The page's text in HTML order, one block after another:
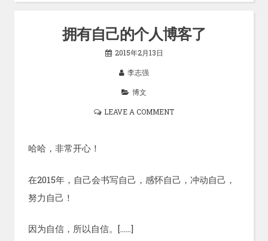
拥有自己的个人博客了
2015年2月13日
李志强
博文
LEAVE A COMMENT
哈哈，非常开心！
在2015年，自己会书写自己，感怀自己，冲动自己，
努力自己！
因为自信，所以自信。[……]